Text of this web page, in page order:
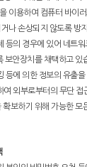
이용하여 컴퓨터 바이
나 손상되지 않도록 방
의 경우에 있어 네트
보안장치를 채택하고 있
에 의한 정보의 유출
여 외부로부터의 무단
확보하기 위해 가능한